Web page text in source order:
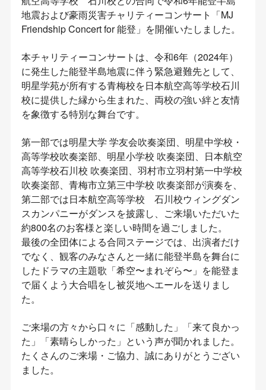
地震および豪雨災害チャリティーコンサート「MJ
Friendship Concert for 能登」を開催いたしました。
本チャリティーコンサートは、令和6年（2024年）
に発生した能登半島地震に伴う緊急避難先として、
明星学苑が所有する青梅校を日本航空高等学校石川
校に提供した縁から生まれた、両校の強い絆と友情
を象徴する特別な舞台です。
第一部では明星大学 学友会吹奏楽団、明星中学校・
高等学校吹奏楽部、明星小学校 吹奏楽団、日本航空
高等学校石川校 吹奏楽団、羽村市立羽村第一中学校
吹奏楽部、青梅市立第三中学校 吹奏楽部が演奏を、
第二部では日本航空高等学校 石川校ウィングダン
スカンパニーがダンスを披露し、ご来場いただいた
約800名のお客様と楽しい時間を過ごしました。
最後の全団体による合同ステージでは、出演者だけ
でなく、観客のみなさんと一緒に能登半島を舞台に
したドラマの主題歌「希空〜まれぞら〜」を能登ま
で届くよう大合唱をし被災地へエールを送りまし
た。
ご来場の方々から口々に「感動した」「来て良かっ
た」「素晴らしかった」という声が聞かれました。
たくさんのご来場・ご協力、誠にありがとうござい
ました。